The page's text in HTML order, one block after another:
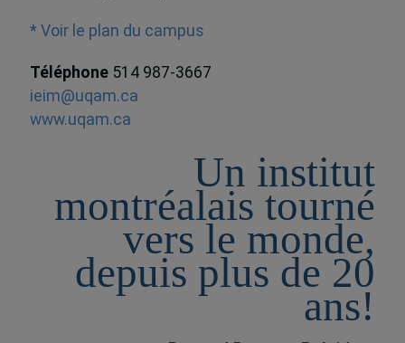
* Voir le plan du campus
Téléphone 514 987-3667
ieim@uqam.ca
www.uqam.ca
Un institut
montréalais tourné
vers le monde,
depuis plus de 20
ans!